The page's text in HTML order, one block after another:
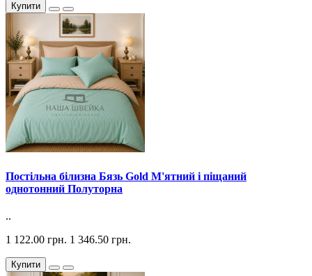
Купити
Постільна білизна Бязь Gold М'ятний і піщаний
однотонний Полуторна
..
1 122.00 грн. 1 346.50 грн.
Купити